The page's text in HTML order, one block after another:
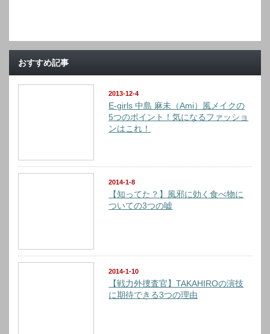
おすすめ記事
2013-12-4
E-girls 中島 麻未（Ami）風メイクの
5つのポイント！気になるファッショ
ンはこれ！
2014-1-8
【知ってた？】風邪に効く食べ物に
ついての3つの嘘
2014-1-10
【戦力外捜査官】TAKAHIROの演技
に期待できる3つの理由